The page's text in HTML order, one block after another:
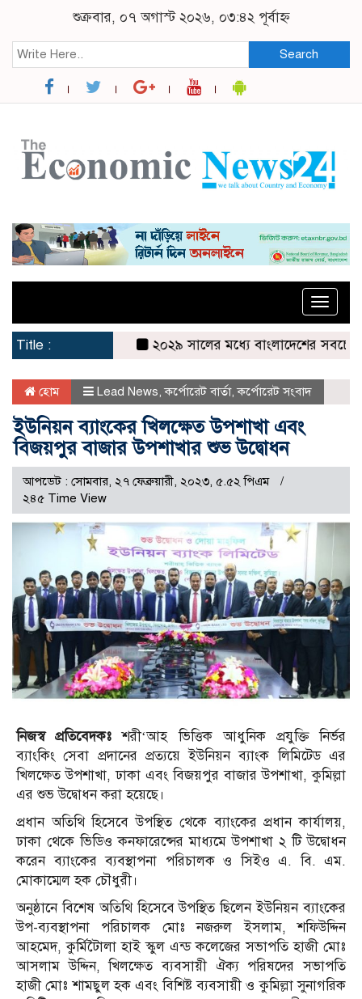
শুক্রবার, ০৭ অগাস্ট ২০২৬, ০৩:৪২ পূর্বাহ্ন
Search
Toggle
Title :
২০২৯ সালের মধ্যে বাংলাদেশের সবচেয়ে
হোম Lead News ,কর্পোরেট বার্তা,কর্পোরেট সংবাদ
ইউনিয়ন ব্যাংকের খিলক্ষেত উপশাখা এবং
বিজয়পুর বাজার উপশাখার শুভ উদ্বোধন
আপডেট : সোমবার, ২৭ ফেব্রুয়ারী, ২০২৩, ৫.৫২ পিএম
২৪৫ Time View
নিজস্ব প্রতিবেদকঃ শরী‘আহ ভিত্তিক আধুনিক প্রযুক্তি নির্ভর
ব্যাংকিং সেবা প্রদানের প্রত্যয়ে ইউনিয়ন ব্যাংক লিমিটেড এর
খিলক্ষেত উপশাখা, ঢাকা এবং বিজয়পুর বাজার উপশাখা, কুমিল্লা
এর শুভ উদ্বোধন করা হয়েছে।
প্রধান অতিথি হিসেবে উপস্থিত থেকে ব্যাংকের প্রধান কার্যালয়,
ঢাকা থেকে ভিডিও কনফারেন্সের মাধ্যমে উপশাখা ২ টি উদ্বোধন
করেন ব্যাংকের ব্যবস্থাপনা পরিচালক ও সিইও এ. বি. এম.
মোকাম্মেল হক চৌধুরী।
অনুষ্ঠানে বিশেষ অতিথি হিসেবে উপস্থিত ছিলেন ইউনিয়ন ব্যাংকের
উপ-ব্যবস্থাপনা পরিচালক মোঃ নজরুল ইসলাম, শফিউদ্দিন
আহমেদ, কুর্মিটৈালা হাই স্কুল এন্ড কলেজের সভাপতি হাজী মোঃ
আসলাম উদ্দিন, খিলক্ষেত ব্যবসায়ী ঐক্য পরিষদের সভাপতি
হাজী মোঃ শামছুল হক এবং বিশিষ্ট ব্যবসায়ী ও কুমিল্লা সুনাগরিক